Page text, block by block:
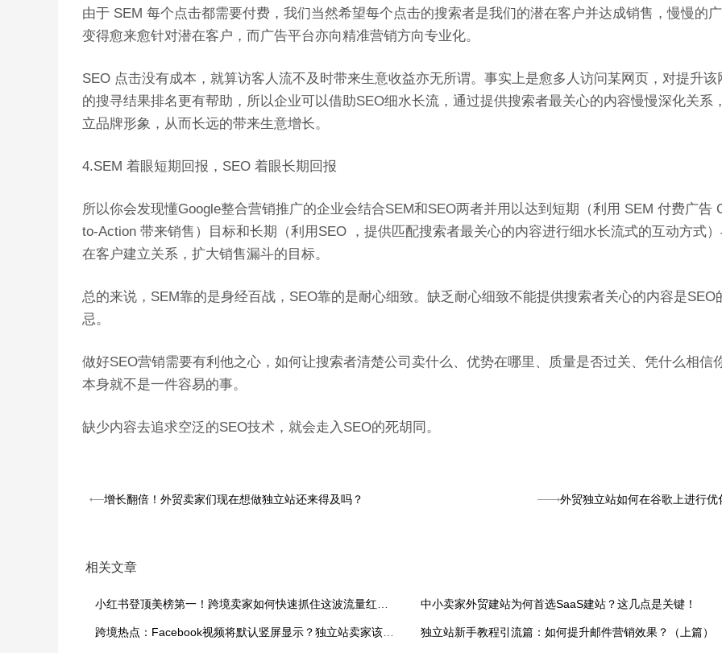
由于 SEM 每个点击都需要付费，我们当然希望每个点击的搜索者是我们的潜在客户并达成销售，慢慢的
变得愈来愈针对潜在客户，而广告平台亦向精准营销方向专业化。
SEO 点击没有成本，就算访客人流不及时带来生意收益亦无所谓。事实上是愈多人访问某网页，对提升该
的搜寻结果排名更有帮助，所以企业可以借助SEO细水长流，通过提供搜索者最关心的内容慢慢深化关系
立品牌形象，从而长远的带来生意增长。
4.SEM 着眼短期回报，SEO 着眼长期回报
所以你会发现懂Google整合营销推广的企业会结合SEM和SEO两者并用以达到短期（利用 SEM 付费广告
to-Action 带来销售）目标和长期（利用SEO ，提供匹配搜索者最关心的内容进行细水长流式的互动方式
在客户建立关系，扩大销售漏斗的目标。
总的来说，SEM靠的是身经百战，SEO靠的是耐心细致。缺乏耐心细致不能提供搜索者关心的内容是SEO
忌。
做好SEO营销需要有利他之心，如何让搜索者清楚公司卖什么、优势在哪里、质量是否过关、凭什么相信
本身就不是一件容易的事。
缺少内容去追求空泛的SEO技术，就会走入SEO的死胡同。
增长翻倍！外贸卖家们现在想做独立站还来得及吗？ 外贸独立站如何在谷歌上进行优
相关文章
中小卖家外贸建站为何首选SaaS建站？这几点是关键！
独立站新手教程引流篇：如何提升邮件营销效果？（上篇）